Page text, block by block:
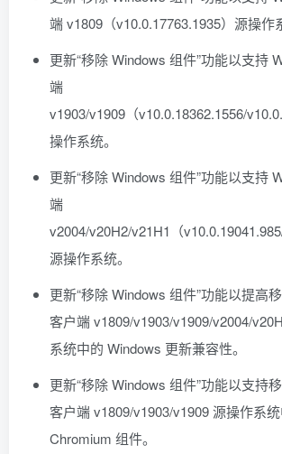
端 v1809（v10.0.17763.1935）源操作
更新“移除 Windows 组件”功能以支持
端
v1903/v1909（v10.0.18362.1556/
操作系统。
更新“移除 Windows 组件”功能以支持
端
v2004/v20H2/v21H1（
源操作系统。
更新“移除 Windows 组件”功能以提高
客户端 v1809/v1903/v1909/v2004/
系统中的 Windows 更新兼容性。
更新“移除 Windows 组件”功能以支持
客户端 v1809/v1903/v1909 源操作系
Chromium 组件。